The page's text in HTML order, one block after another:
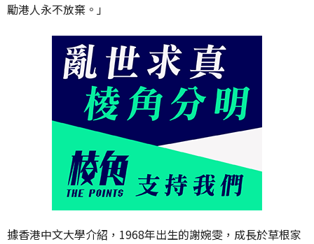
勵港人永不放棄。」
據香港中文大學介紹，1968年出生的謝婉雯，成長於草根家